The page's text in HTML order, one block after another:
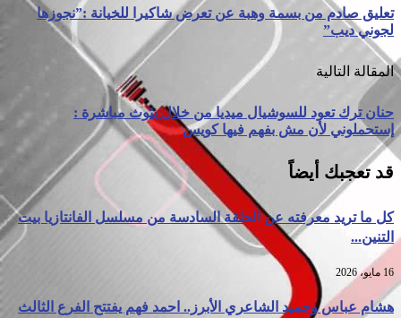
تعليق صادم من بسمة وهبة عن تعرض شاكيرا للخيانة :”نجوزها
لجوني ديب”
المقالة التالية
حنان ترك تعود للسوشيال ميديا من خلال بثوث مباشرة :
إستحملوني لأن مش بفهم فيها كويس
قد تعجبك أيضاً
كل ما تريد معرفته عن الحلقة السادسة من مسلسل الفانتازيا بيت
التنين...
16 مايو، 2026
هشام عباس وحميد الشاعري الأبرز.. احمد فهم يفتتح الفرع الثالث